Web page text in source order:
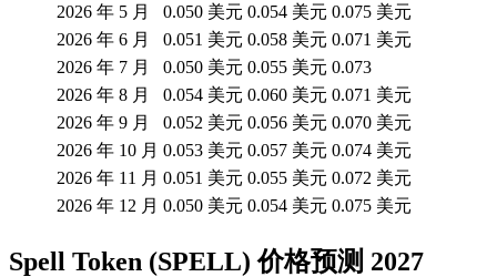
2026 年 5 月
0.050 美元 0.054 美元 0.075 美元
2026 年 6 月
0.051 美元 0.058 美元 0.071 美元
2026 年 7 月
0.050 美元 0.055 美元 0.073
2026 年 8 月
0.054 美元 0.060 美元 0.071 美元
2026 年 9 月
0.052 美元 0.056 美元 0.070 美元
2026 年 10 月 0.053 美元 0.057 美元 0.074 美元
2026 年 11 月 0.051 美元 0.055 美元 0.072 美元
2026 年 12 月 0.050 美元 0.054 美元 0.075 美元
Spell Token (SPELL) 价格预测 2027